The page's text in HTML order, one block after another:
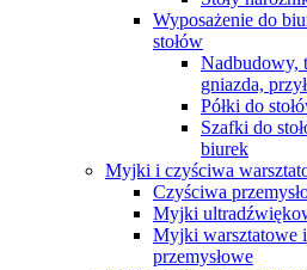
Wyposażenie do
stołów
Nadbudowy,
gniazda,
Półki do
Szafki do
biurek
Myjki i czyściwa
Czyściwa
Myjki
Myjki warsztatowe i
przemysłowe